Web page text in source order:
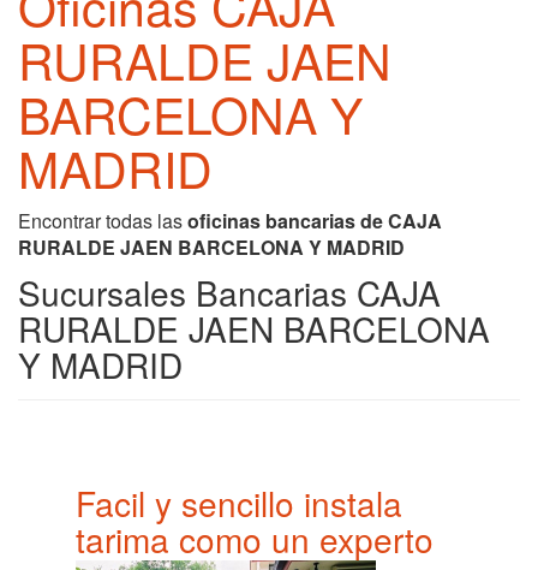
RURALDE JAEN
BARCELONA Y
MADRID
Encontrar todas lasoficinas bancarias de CAJA
RURALDE JAEN BARCELONA Y MADRID
Sucursales Bancarias CAJA
RURALDE JAEN BARCELONA
Y MADRID
Facil y sencillo instala
tarima como un experto